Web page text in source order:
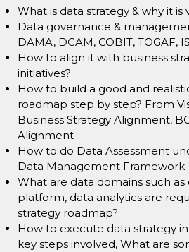
What is data strategy & why it
Data governance &
DAMA, DCAM, COBIT, TOGAF,
How to align it with business
initiatives?
How to build a good and
roadmap step by step? From
Business Strategy Alignment,
Alignment
How to do Data Assessment
Data Management Framework
What are data domains such
platform, data analytics are
strategy roadmap?
How to execute data strategy
key steps involved, What are